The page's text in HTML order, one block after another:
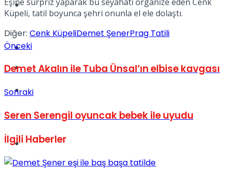
Kadınca
Dünya
Tatil
Spor
Podcast
Küpeli, tatil boyunca şehri onunla el ele dolaştı.
Diğer: Cenk KüpeliDemet ŞenerPrag Tatili
Önceki
Demet Akalın ile Tuba Ünsal’ın elbise kavgası
Sonraki
Seren Serengil oyuncak bebek ile uyudu
İlgili Haberler